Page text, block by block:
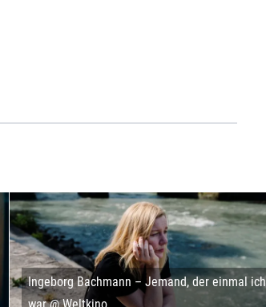
Ingeborg Bachmann – Jemand, der einmal ich